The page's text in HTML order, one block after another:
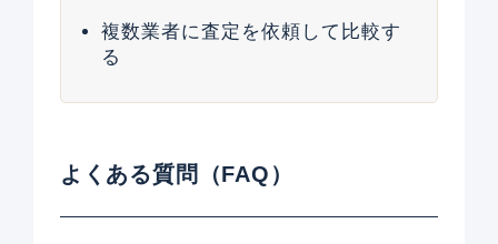
複数業者に査定を依頼して比較す
る
よくある質問（FAQ）